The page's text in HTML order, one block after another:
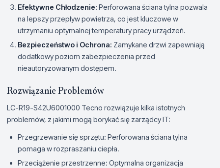
Efektywne Chłodzenie: Perforowana ściana tylna pozwala
na lepszy przepływ powietrza, co jest kluczowe w
utrzymaniu optymalnej temperatury pracy urządzeń.
Bezpieczeństwo i Ochrona: Zamykane drzwi zapewniają
dodatkowy poziom zabezpieczenia przed
nieautoryzowanym dostępem.
Rozwiązanie Problemów
LC-R19-S42U6001000 Tecno rozwiązuje kilka istotnych
problemów, z jakimi mogą borykać się zarządcy IT:
Przegrzewanie się sprzętu: Perforowana ściana tylna
pomaga w rozpraszaniu ciepła.
Przeciążenie przestrzenne: Optymalna organizacja